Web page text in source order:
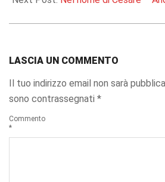
LASCIA UN COMMENTO
Il tuo indirizzo email non sarà
sono contrassegnati *
Commento
*